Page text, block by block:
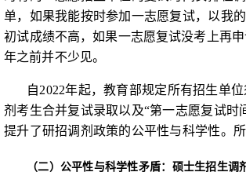
单，如果我能按时参加一志愿复试，以我
初试成绩不高，如果一志愿复试没考上再
年之前并不少见。
自2022年起，教育部规定所有招生单
剂考生合并复试录取以及“第一志愿复试
提升了研招调剂政策的公平性与科学性。
（二）公平性与科学性矛盾：硕士生招生调